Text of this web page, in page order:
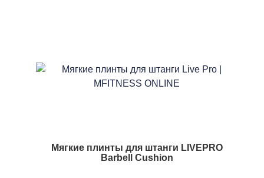
Мягкие плинты для штанги LIVEPRO
Barbell Cushion